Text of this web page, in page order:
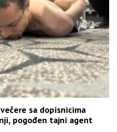
sa dopisnicima
pogođen tajni agent